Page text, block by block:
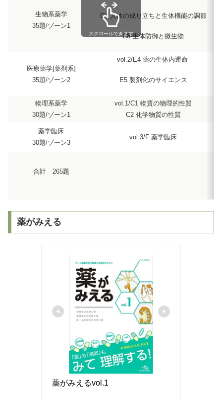
生物系薬学
35題/ゾーン1
C7 人体の成り立ちと生体機能の調節
C8 生体防御と微生物
医療薬学[薬剤系]
35題/ゾーン2
vol.2/E4 薬の生体内運命
E5 製剤化のサイエンス
物理系薬学
30題/ゾーン1
vol.1/C1 物質の物理的性質
C2 化学物質の性質
薬学臨床
30題/ゾーン3
vol.3/F 薬学臨床
合計 265題
スクロールできます
薬がみえる
薬がみえるvol.1